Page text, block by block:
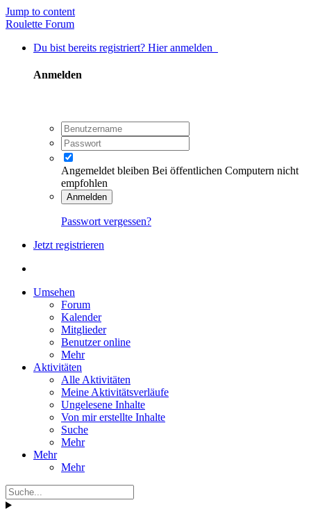
Jump to content
Roulette Forum
Du bist bereits registriert? Hier anmelden
Anmelden
Angemeldet bleiben Bei öffentlichen Computern nicht
empfohlen
Anmelden
Passwort vergessen?
Jetzt registrieren
Umsehen
Forum
Kalender
Mitglieder
Benutzer online
Mehr
Aktivitäten
Alle Aktivitäten
Meine Aktivitätsverläufe
Ungelesene Inhalte
Von mir erstellte Inhalte
Suche
Mehr
Mehr
Mehr